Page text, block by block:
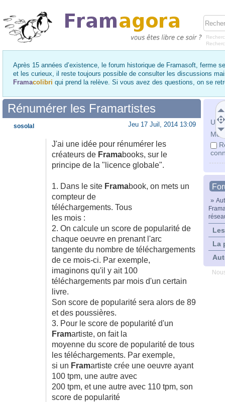
Après 15 années d’existence, le forum historique de Framasoft, ferme
et les curieux, il reste toujours possible de consulter les discussions
Framacolibri qui prend la relève. Si vous avez des questions, on se
Mot
»
La
Rénumérer les Framartistes
Jeu 17 Juil, 2014 13:09
J'ai une idée pour rénumérer les
créateurs de Framabooks, sur le
principe de la "licence globale".
1. Dans le site Framabook, on mets un
compteur de
téléchargements. Tous
les mois :
2. On calcule un score de popularité de
chaque oeuvre en prenant l'arc
tangente du nombre de téléchargements
de ce mois-ci. Par exemple,
imaginons qu'il y ait 100
téléchargements par mois d'un certain
livre.
Son score de popularité sera alors de 89
et des poussières.
3. Pour le score de popularité d'un
Framartiste, on fait la
moyenne du score de popularité de tous
les téléchargements. Par exemple,
si un Framartiste crée une oeuvre ayant
100 tpm, une autre avec
200 tpm, et une autre avec 110 tpm, son
score de popularité
sosolal